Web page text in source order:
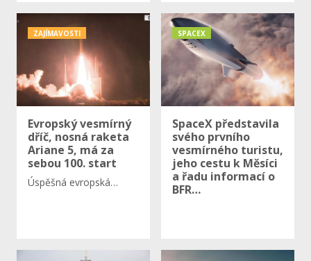
ZAJÍMAVOSTI
Evropský vesmírný
dříč, nosná raketa
Ariane 5, má za
sebou 100. start
Úspěšná evropská…
SPACEX
SpaceX představila
svého prvního
vesmírného turistu,
jeho cestu k Měsíci
a řadu informací o
BFR…